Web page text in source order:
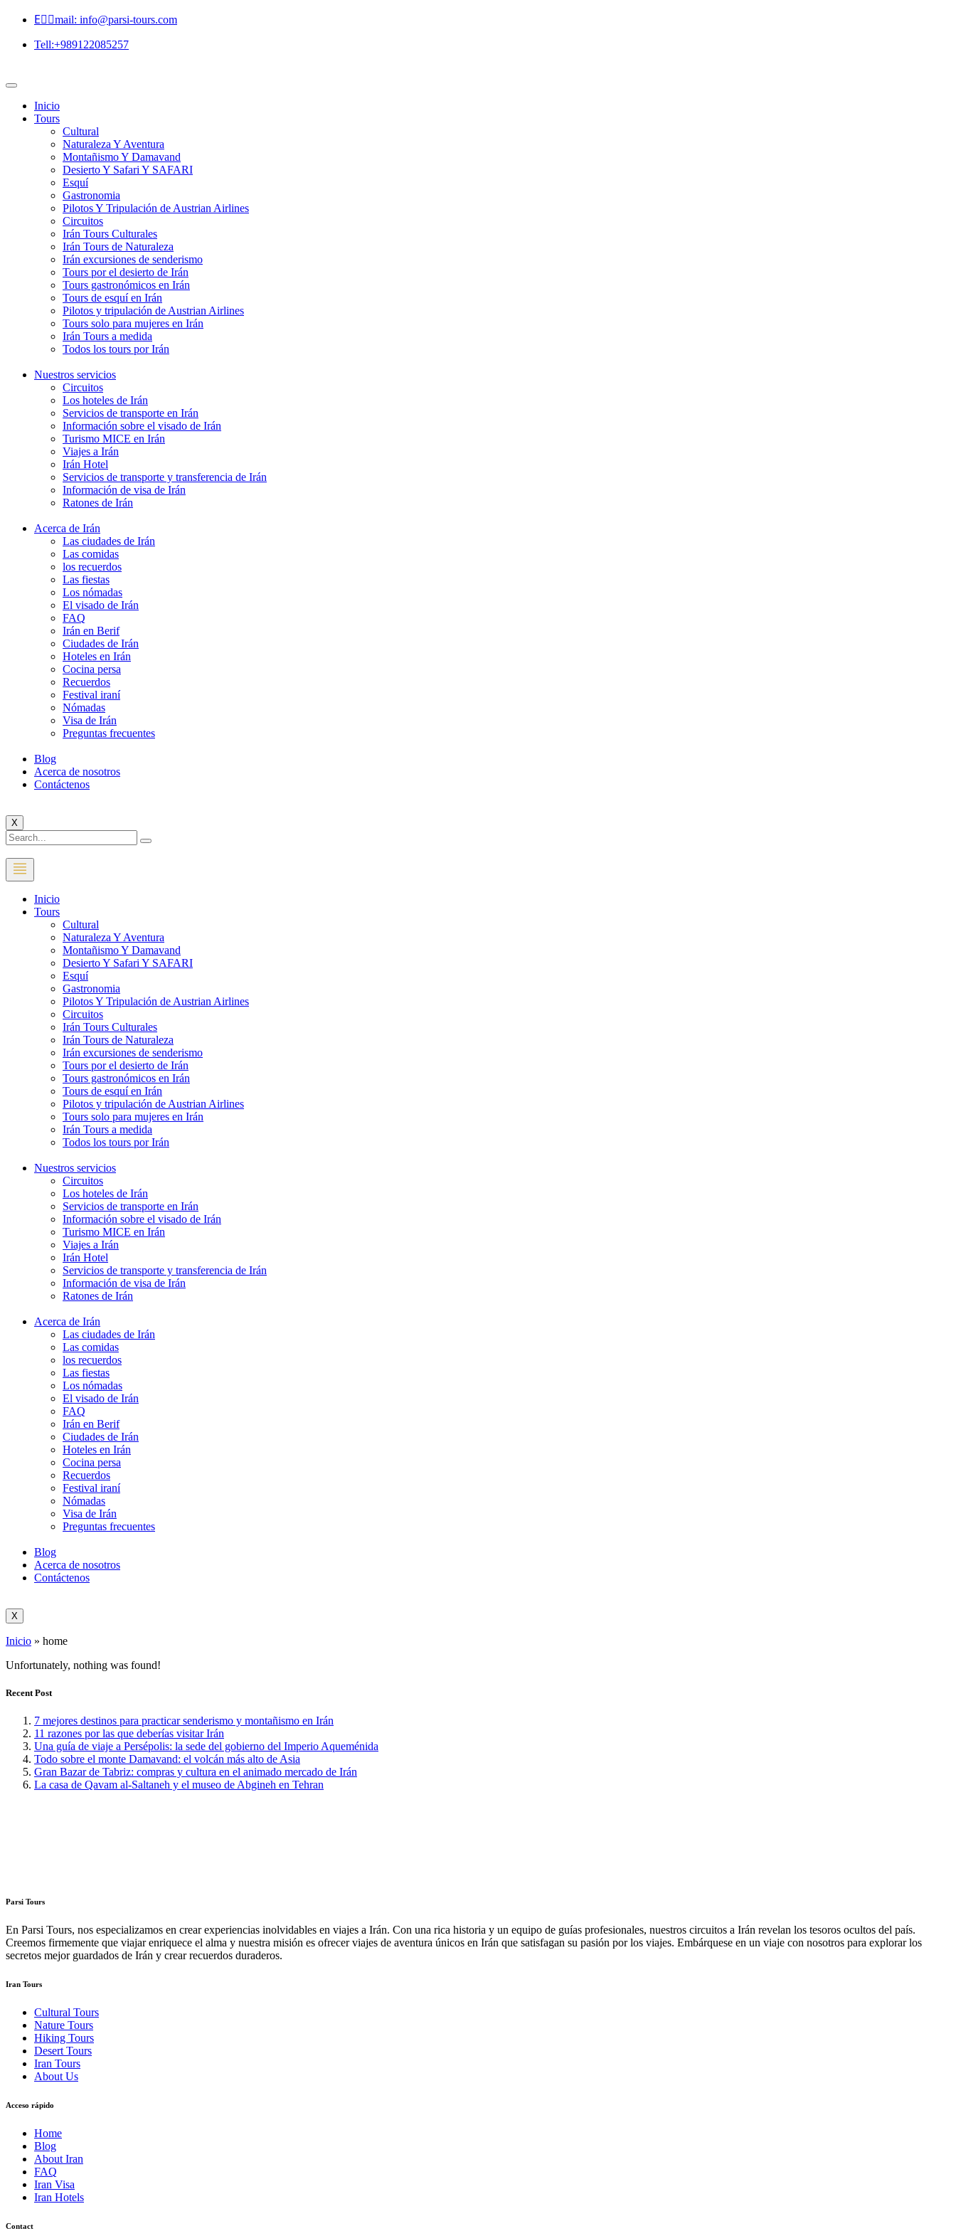
Eٍٍmail: info@parsi-tours.com
Tell:+989122085257
Inicio
Tours
Cultural
Naturaleza Y Aventura
Montañismo Y Damavand
Desierto Y Safari Y SAFARI
Esquí
Gastronomia
Pilotos Y Tripulación de Austrian Airlines
Circuitos
Irán Tours Culturales
Irán Tours de Naturaleza
Irán excursiones de senderismo
Tours por el desierto de Irán
Tours gastronómicos en Irán
Tours de esquí en Irán
Pilotos y tripulación de Austrian Airlines
Tours solo para mujeres en Irán
Irán Tours a medida
Todos los tours por Irán
Nuestros servicios
Circuitos
Los hoteles de Irán
Servicios de transporte en Irán
Información sobre el visado de Irán
Turismo MICE en Irán
Viajes a Irán
Irán Hotel
Servicios de transporte y transferencia de Irán
Información de visa de Irán
Ratones de Irán
Acerca de Irán
Las ciudades de Irán
Las comidas
los recuerdos
Las fiestas
Los nómadas
El visado de Irán
FAQ
Irán en Berif
Ciudades de Irán
Hoteles en Irán
Cocina persa
Recuerdos
Festival iraní
Nómadas
Visa de Irán
Preguntas frecuentes
Blog
Acerca de nosotros
Contáctenos
X
Inicio
Tours
Cultural
Naturaleza Y Aventura
Montañismo Y Damavand
Desierto Y Safari Y SAFARI
Esquí
Gastronomia
Pilotos Y Tripulación de Austrian Airlines
Circuitos
Irán Tours Culturales
Irán Tours de Naturaleza
Irán excursiones de senderismo
Tours por el desierto de Irán
Tours gastronómicos en Irán
Tours de esquí en Irán
Pilotos y tripulación de Austrian Airlines
Tours solo para mujeres en Irán
Irán Tours a medida
Todos los tours por Irán
Nuestros servicios
Circuitos
Los hoteles de Irán
Servicios de transporte en Irán
Información sobre el visado de Irán
Turismo MICE en Irán
Viajes a Irán
Irán Hotel
Servicios de transporte y transferencia de Irán
Información de visa de Irán
Ratones de Irán
Acerca de Irán
Las ciudades de Irán
Las comidas
los recuerdos
Las fiestas
Los nómadas
El visado de Irán
FAQ
Irán en Berif
Ciudades de Irán
Hoteles en Irán
Cocina persa
Recuerdos
Festival iraní
Nómadas
Visa de Irán
Preguntas frecuentes
Blog
Acerca de nosotros
Contáctenos
X
Inicio » home
Unfortunately, nothing was found!
Recent Post
7 mejores destinos para practicar senderismo y montañismo en Irán
11 razones por las que deberías visitar Irán
Una guía de viaje a Persépolis: la sede del gobierno del Imperio Aqueménida
Todo sobre el monte Damavand: el volcán más alto de Asia
Gran Bazar de Tabriz: compras y cultura en el animado mercado de Irán
La casa de Qavam al-Saltaneh y el museo de Abgineh en Tehran
Parsi Tours
En Parsi Tours, nos especializamos en crear experiencias inolvidables en viajes a Irán. Con una rica historia y un equipo de guías profesionales, nuestros circuitos a Irán revelan los tesoros ocultos del país.
Creemos firmemente que viajar enriquece el alma y nuestra misión es ofrecer viajes de aventura únicos en Irán que satisfagan su pasión por los viajes. Embárquese en un viaje con nosotros para explorar los
secretos mejor guardados de Irán y crear recuerdos duraderos.
Iran Tours
Cultural Tours
Nature Tours
Hiking Tours
Desert Tours
Iran Tours
About Us
Acceso rápido
Home
Blog
About Iran
FAQ
Iran Visa
Iran Hotels
Contact